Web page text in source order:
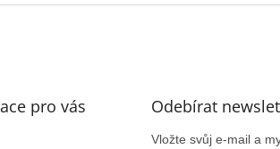
pro vás Odebírat
Vložte svůj e-mail a